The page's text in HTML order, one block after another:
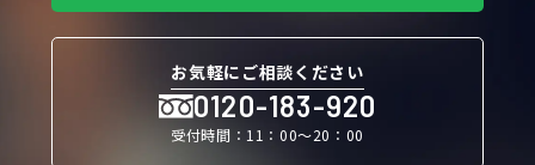
お気軽にご相談ください
0120-183-920
受付時間：11：00〜20：00